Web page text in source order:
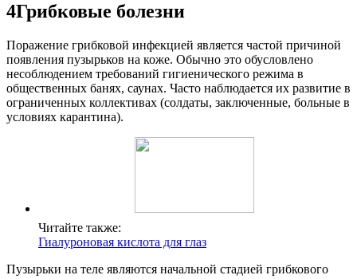
4Грибковые болезни
Поражение грибковой инфекцией является частой причиной
появления пузырьков на коже. Обычно это обусловлено
несоблюдением требований гигиенического режима в
общественных банях, саунах. Часто наблюдается их развитие в
ограниченных коллективах (солдаты, заключенные, больные в
условиях карантина).
Читайте также:
Гиалуроновая кислота для глаз
Пузырьки на теле являются начальной стадией грибкового